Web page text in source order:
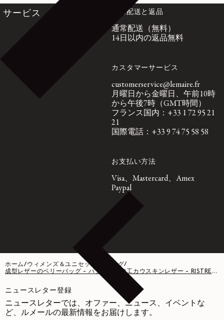
サービス 国際配送と返品
通常配送（無料）
14日以内の返品無料
カスタマーサービス
customerservice@lemaire.fr
月曜日から金曜日、午前10時
から午後7時（GMT時間）
フランス国内：+33 1 72 95 21
21
国際電話：+33 9 74 75 58 58
お支払い方法
Visa、Mastercard、Amex
Paypal
ホーム/ウィメンズ＆ユニセックス バッグ/
成型レザーのベリーバッグ - パティーナ加工カウスキンレザー - RISTRETTO
ニュースレター登録
ニュースレターでは、オファー、ニュース、イベントな
ど、ルメールの最新情報をお届けします。